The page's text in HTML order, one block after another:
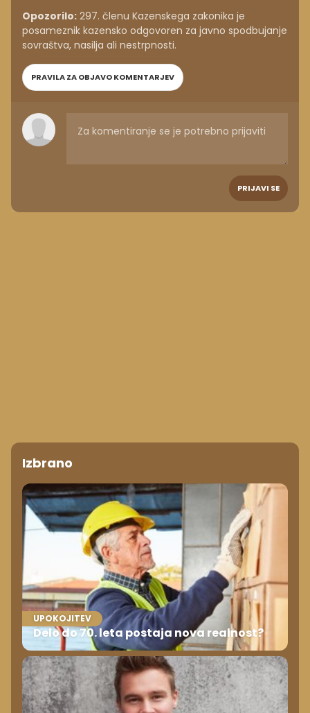
Opozorilo: 297. členu Kazenskega zakonika je
posameznik kazensko odgovoren za javno spodbujanje
sovraštva, nasilja ali nestrpnosti.
PRAVILA ZA OBJAVO KOMENTARJEV
PRIJAVI SE
Izbrano
UPOKOJITEV
Delo do 70. leta postaja nova realnost?